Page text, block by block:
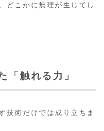
どこかに無理が生じてし
「触れる力」
技術だけでは成り立ちま